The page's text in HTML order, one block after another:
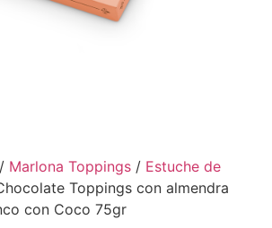
/ Marlona Toppings / Estuche de
Toppings con almendra
con Coco 75gr